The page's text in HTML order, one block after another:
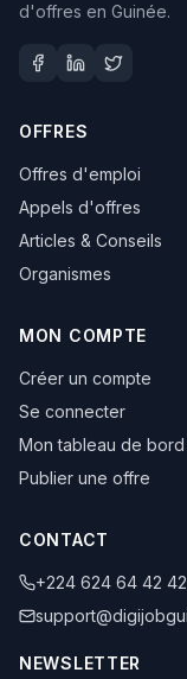
d'offres en Guinée.
OFFRES
Offres d'emploi
Appels d'offres
Articles & Conseils
Organismes
MON COMPTE
Créer un compte
Se connecter
Mon tableau de bord
Publier une offre
CONTACT
+224 624 64 42 42
NEWSLETTER